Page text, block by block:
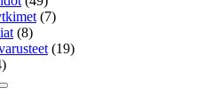
(7)
(8)
(19)